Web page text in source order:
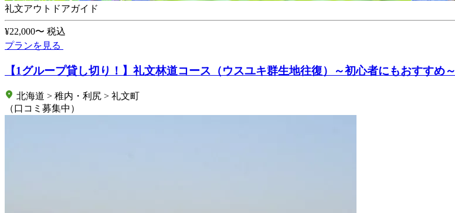
礼文アウトドアガイド
¥22,000〜 税込
プランを見る
【1グループ貸し切り！】礼文林道コース（ウスユキ群生地往復）～初心者にもおすすめ～
北海道 > 稚内・利尻 > 礼文町
（口コミ募集中）